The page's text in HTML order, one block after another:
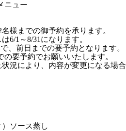
ニュー
様までの御予約を承ります。
6/1～8/31になります。
、前日までの要予約となります。
要予約でお願いいたします。
況により、内容が変更になる場合
ソース蒸し